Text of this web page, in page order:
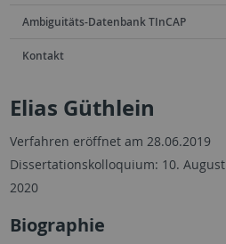
Ambiguitäts-Datenbank TInCAP
Kontakt
Elias Güthlein
Verfahren eröffnet am 28.06.2019
Dissertationskolloquium: 10. August
2020
Biographie